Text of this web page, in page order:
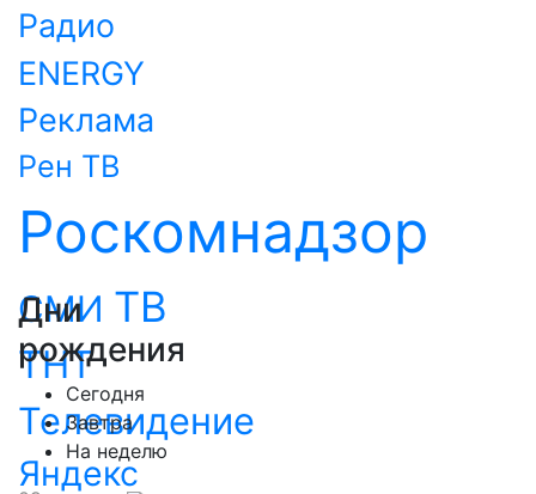
Радио
ENERGY
Реклама
Рен ТВ
Роскомнадзор
СМИ ТВ
ТНТ
Телевидение
Яндекс
Дни
рождения
Сегодня
Завтра
На неделю